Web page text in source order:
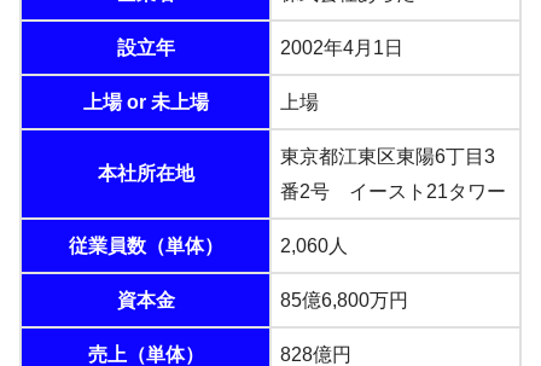
設立年 2002年4月1日
上場 or 未上場 上場
本社所在地
東京都江東区東陽6丁目3
番2号 イースト21タワー
従業員数（単体） 2,060人
資本金 85億6,800万円
売上（単体） 828億円